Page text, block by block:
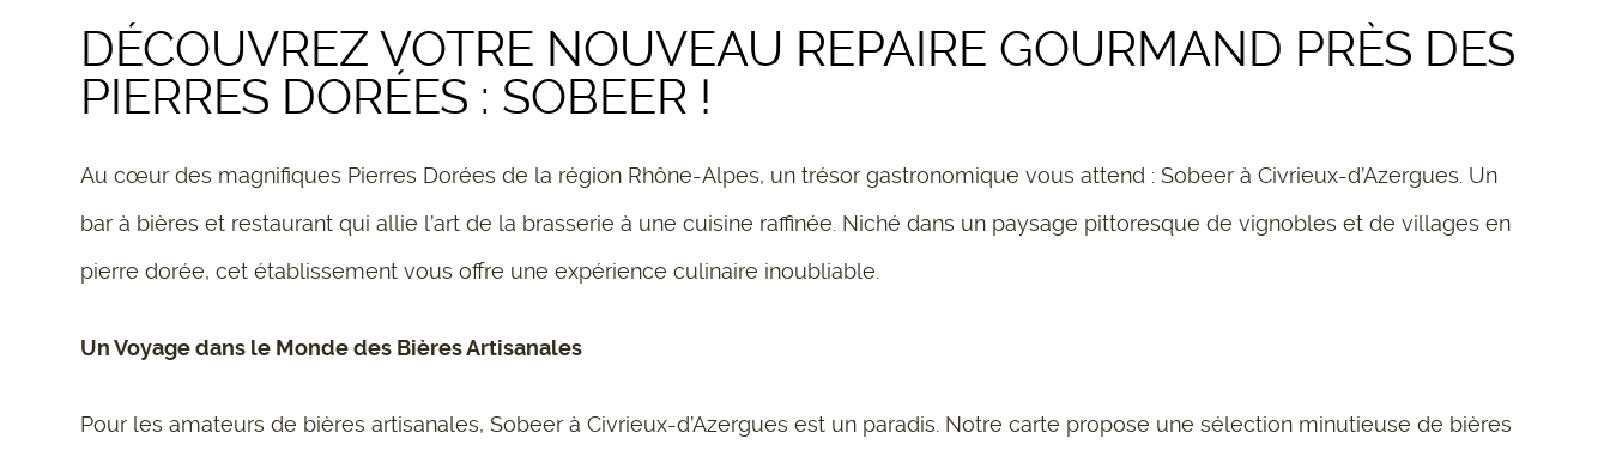
DÉCOUVREZ VOTRE NOUVEAU REPAIRE GOURMAND PRÈS DES
PIERRES DORÉES : SOBEER !
Au cœur des magnifiques Pierres Dorées de la région Rhône-Alpes, un trésor gastronomique vous attend : Sobeer à Civrieux-d’Azergues. Un
bar à bières et restaurant qui allie l’art de la brasserie à une cuisine raffinée. Niché dans un paysage pittoresque de vignobles et de villages en
pierre dorée, cet établissement vous offre une expérience culinaire inoubliable.
Un Voyage dans le Monde des Bières Artisanales
Pour les amateurs de bières artisanales, Sobeer à Civrieux-d’Azergues est un paradis. Notre carte propose une sélection minutieuse de bières